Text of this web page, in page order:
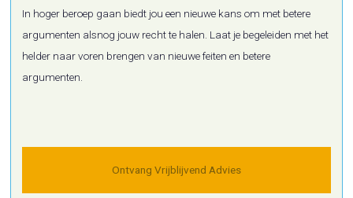
In hoger beroep gaan biedt jou een nieuwe kans om met betere
argumenten alsnog jouw recht te halen. Laat je begeleiden met het
helder naar voren brengen van nieuwe feiten en betere
argumenten.
Ontvang Vrijblijvend Advies